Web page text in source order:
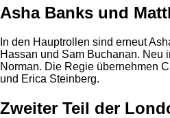
Asha Banks und
In den Hauptrollen sind erneut
Hassan und Sam Buchanan. Neu
Norman. Die Regie übernehmen
und Erica Steinberg.
Zweiter Teil der